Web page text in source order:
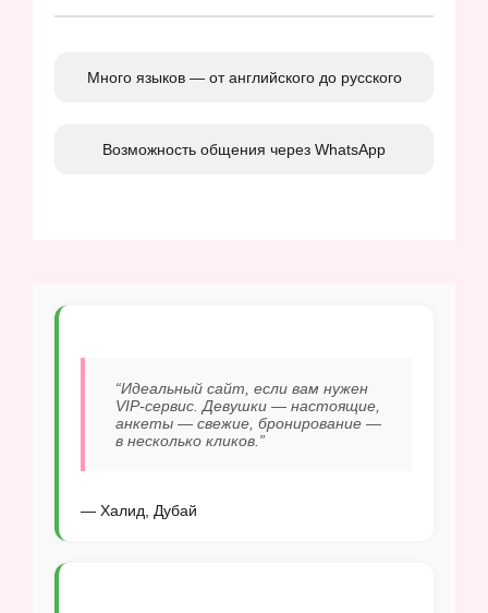
Много языков — от английского до русского
Возможность общения через WhatsApp
“Идеальный сайт, если вам нужен
VIP-сервис. Девушки — настоящие,
анкеты — свежие, бронирование —
в несколько кликов.”
— Халид, Дубай